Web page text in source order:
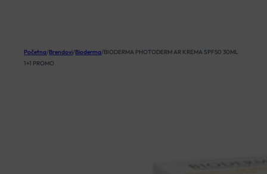
Početna/Brendovi/Bioderma/BIODERMA PHOTODERM AR KREMA SPF50 30ML
1+1 PROMO